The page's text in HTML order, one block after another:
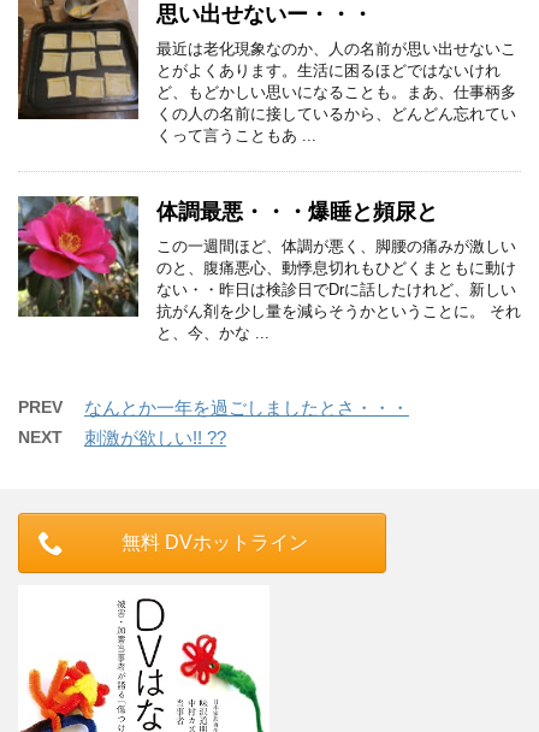
思い出せないー・・・
最近は老化現象なのか、人の名前が思い出せないこ
とがよくあります。生活に困るほどではないけれ
ど、もどかしい思いになることも。まあ、仕事柄多
くの人の名前に接しているから、どんどん忘れてい
くって言うこともあ ...
体調最悪・・・爆睡と頻尿と
この一週間ほど、体調が悪く、脚腰の痛みが激しい
のと、腹痛悪心、動悸息切れもひどくまともに動け
ない・・昨日は検診日でDrに話したけれど、新しい
抗がん剤を少し量を減らそうかということに。 それ
と、今、かな ...
PREV なんとか一年を過ごしましたとさ・・・
NEXT 刺激が欲しい!! ??
無料 DVホットライン